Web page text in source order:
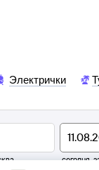
Электрички
сегодня,